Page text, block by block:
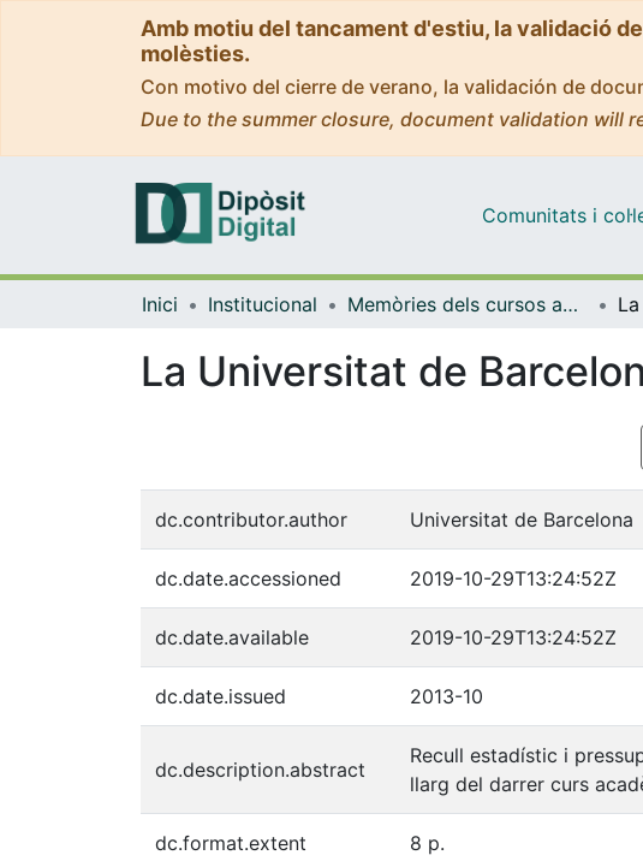
Amb motiu del tancament d'estiu, la validació
molèsties.
Con motivo del cierre de verano, la validación de
Due to the summer closure, document validation will
Comunitats i
Inici Institucional Memòries dels cursos acadèmics - Universitat de Barcelona
La Universitat de
dc.contributor.author Universitat de Barcelona
dc.date.accessioned 2019-10-29T13:24:52Z
dc.date.available 2019-10-29T13:24:52Z
dc.date.issued 2013-10
dc.description.abstract
Recull estadístic i
llarg del darrer curs
dc.format.extent 8 p.